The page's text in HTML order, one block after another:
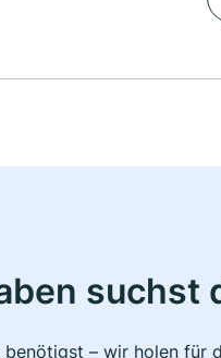
suchst
– wir holen